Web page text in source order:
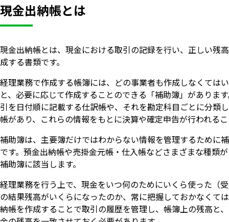
現金出納帳とは
現金出納帳とは、現金における取引の記録を行い、正しい残
成する書類です。
経理業務で作成する帳簿には、どの事業者も作成しなくては
と、必要に応じて作成することのできる「補助簿」がありま
引を日付順に記載する仕訳帳や、それを勘定科目ごとに分類
帳があり、これらの情報をもとに決算や確定申告が行われる
補助簿は、主要簿だけではわからない情報を管理するために
です。預金出納帳や売掛金元帳・仕入帳などさまざまな種類
補助簿に該当します。
経理業務を行う上で、現金をいつ何のためにいくら使った（
の結果残高がいくらになったのか、常に把握しておかなくて
納帳を作成することで取引の履歴を管理し、帳簿上の残高と